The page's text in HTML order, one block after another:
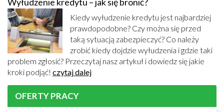
Kiedy wyłudzenie kredytu jest najbardziej
prawdopodobne? Czy można się przed
taką sytuacją zabezpieczyć? Co należy
zrobić kiedy dojdzie wyłudzenia i gdzie taki
problem zgłosić? Przeczytaj nasz artykuł i dowiedz się jakie
kroki podjąć! czytaj dalej
OFERTY PRACY